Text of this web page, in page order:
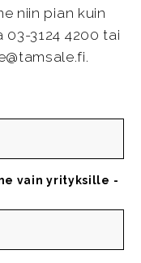
niin pian kuin
3124 4200 tai
vain yrityksille -